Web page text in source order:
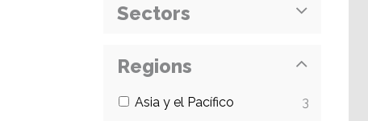
Sectors
Regions
Asia y el Pacífico
3